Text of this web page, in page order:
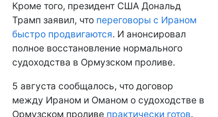
Кроме того, президент США Дональд
Трамп заявил, что переговоры с Ираном
быстро продвигаются. И анонсировал
полное восстановление нормального
судоходства в Ормузском проливе.
5 августа сообщалось, что договор
между Ираном и Оманом о судоходстве в
Ормузском проливе практически готов.